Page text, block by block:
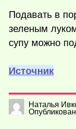
Подавать в
зеленым
супу можно
Источник
Наталья